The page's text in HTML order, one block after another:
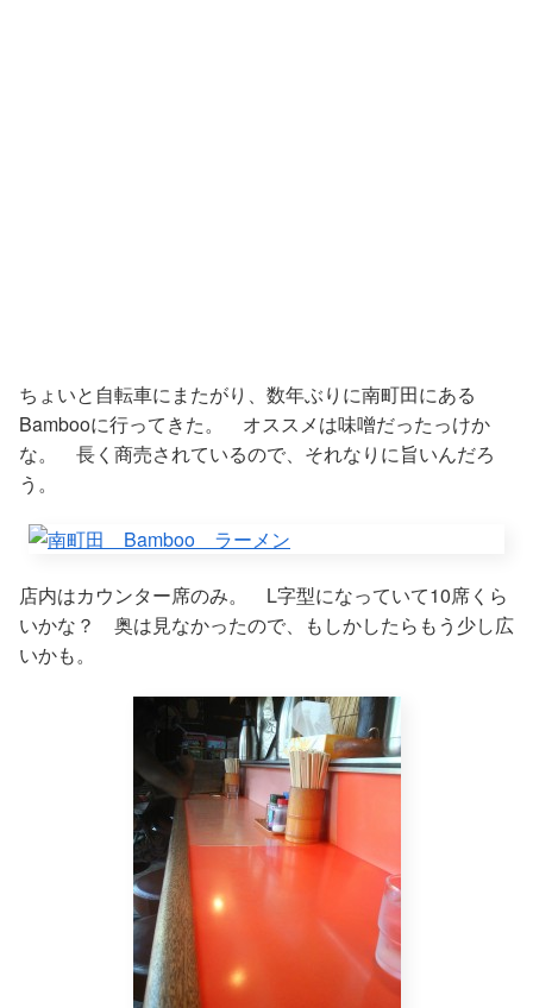
ちょいと自転車にまたがり、数年ぶりに南町田にある
Bambooに行ってきた。 オススメは味噌だったっけか
な。 長く商売されているので、それなりに旨いんだろ
う。
店内はカウンター席のみ。 L字型になっていて10席くら
いかな？ 奥は見なかったので、もしかしたらもう少し広
いかも。